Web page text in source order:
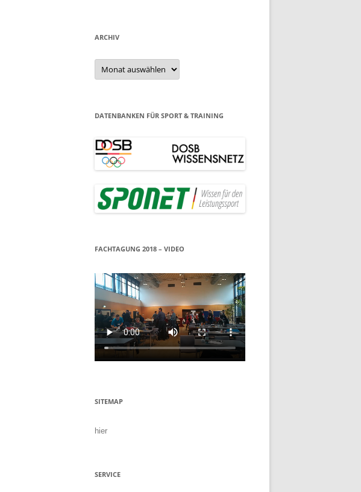
ARCHIV
Archiv
DATENBANKEN FÜR SPORT & TRAINING
FACHTAGUNG 2018 – VIDEO
SITEMAP
hier
SERVICE